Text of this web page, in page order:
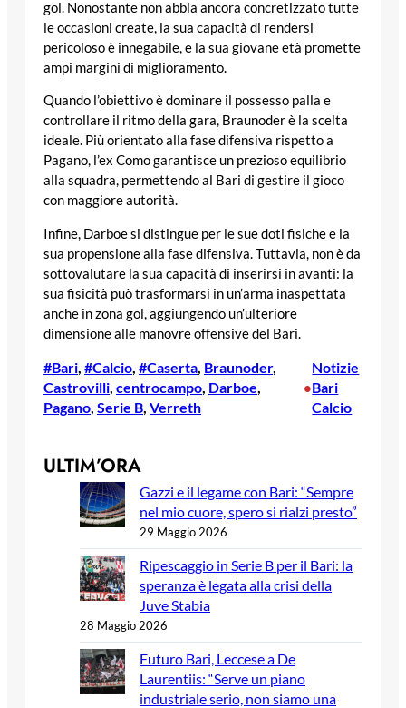
gol. Nonostante non abbia ancora concretizzato tutte
le occasioni create, la sua capacità di rendersi
pericoloso è innegabile, e la sua giovane età promette
ampi margini di miglioramento.
Quando l’obiettivo è dominare il possesso palla e
controllare il ritmo della gara, Braunoder è la scelta
ideale. Più orientato alla fase difensiva rispetto a
Pagano, l’ex Como garantisce un prezioso equilibrio
alla squadra, permettendo al Bari di gestire il gioco
con maggiore autorità.
Infine, Darboe si distingue per le sue doti fisiche e la
sua propensione alla fase difensiva. Tuttavia, non è da
sottovalutare la sua capacità di inserirsi in avanti: la
sua fisicità può trasformarsi in un’arma inaspettata
anche in zona gol, aggiungendo un’ulteriore
dimensione alle manovre offensive del Bari.
#Bari #Calcio #Caserta Braunoder
Castrovilli centrocampo Darboe
Pagano Serie B Verreth
•
Notizie
Bari
Calcio
ULTIM’ORA
Gazzi e il legame con Bari: “Sempre
nel mio cuore, spero si rialzi presto”
29 Maggio 2026
Ripescaggio in Serie B per il Bari: la
speranza è legata alla crisi della
Juve Stabia
28 Maggio 2026
Futuro Bari, Leccese a De
Laurentiis: “Serve un piano
industriale serio, non siamo una